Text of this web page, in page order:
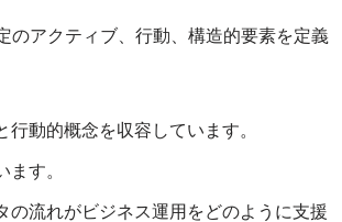
のアクティブ、行動、構造的要素を定義
動的概念を収容しています。
す。
の流れがビジネス運用をどのように支援